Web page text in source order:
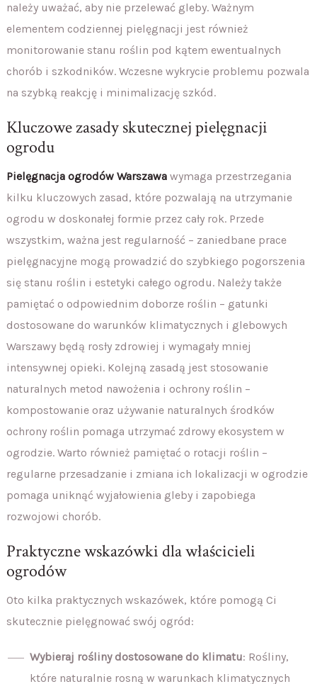
należy uważać, aby nie przelewać gleby. Ważnym
elementem codziennej pielęgnacji jest również
monitorowanie stanu roślin pod kątem ewentualnych
chorób i szkodników. Wczesne wykrycie problemu pozwala
na szybką reakcję i minimalizację szkód.
Kluczowe zasady skutecznej pielęgnacji
ogrodu
Pielęgnacja ogrodów Warszawawymaga przestrzegania
kilku kluczowych zasad, które pozwalają na utrzymanie
ogrodu w doskonałej formie przez cały rok. Przede
wszystkim, ważna jest regularność – zaniedbane prace
pielęgnacyjne mogą prowadzić do szybkiego pogorszenia
się stanu roślin i estetyki całego ogrodu. Należy także
pamiętać o odpowiednim doborze roślin – gatunki
dostosowane do warunków klimatycznych i glebowych
Warszawy będą rosły zdrowiej i wymagały mniej
intensywnej opieki. Kolejną zasadą jest stosowanie
naturalnych metod nawożenia i ochrony roślin –
kompostowanie oraz używanie naturalnych środków
ochrony roślin pomaga utrzymać zdrowy ekosystem w
ogrodzie. Warto również pamiętać o rotacji roślin –
regularne przesadzanie i zmiana ich lokalizacji w ogrodzie
pomaga uniknąć wyjałowienia gleby i zapobiega
rozwojowi chorób.
Praktyczne wskazówki dla właścicieli
ogrodów
Oto kilka praktycznych wskazówek, które pomogą Ci
skutecznie pielęgnować swój ogród:
Wybieraj rośliny dostosowane do klimatu: Rośliny,
które naturalnie rosną w warunkach klimatycznych